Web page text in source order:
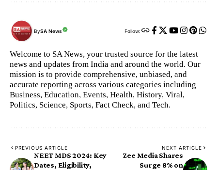
BySA News Follow:
Welcome to SA News, your trusted source for the latest
news and updates from India and around the world. Our
mission is to provide comprehensive, unbiased, and
accurate reporting across various categories including
Business, Education, Events, Health, History, Viral,
Politics, Science, Sports, Fact Check, and Tech.
PREVIOUS ARTICLE
NEET MDS 2024: Key
Dates, Eligibility,
NEXT ARTICLE
Zee Media Shares
Surge 8% on